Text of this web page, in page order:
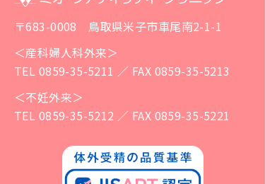
〒683-0008 鳥取県米子市車尾南2-1-1
＜産科婦人科外来＞
TEL 0859-35-5211 ／ FAX 0859-35-5213
＜不妊外来＞
TEL 0859-35-5212 ／ FAX 0859-35-5221